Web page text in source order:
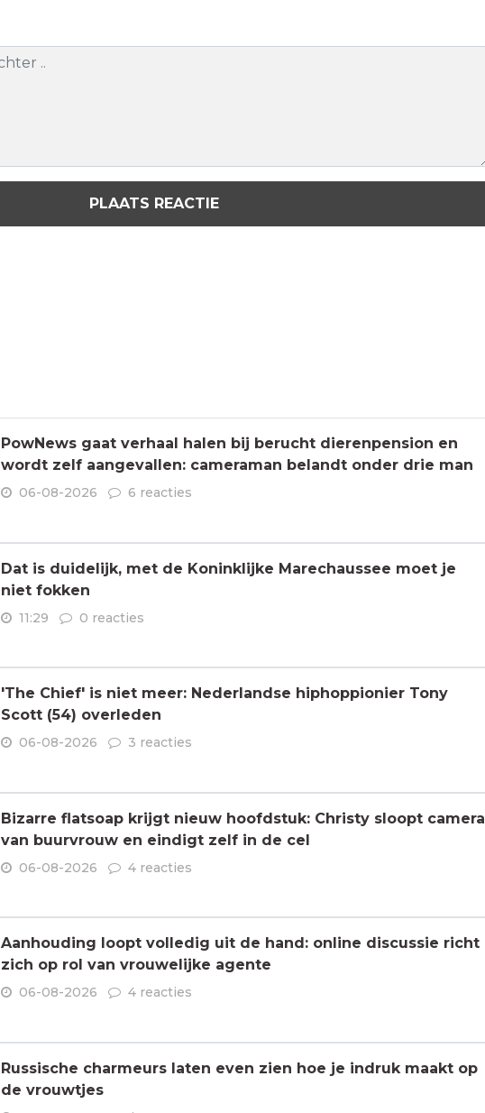
PLAATS REACTIE
PowNews gaat verhaal halen bij berucht dierenpension en
wordt zelf aangevallen: cameraman belandt onder drie man
06-08-2026 6 reacties
Dat is duidelijk, met de Koninklijke Marechaussee moet je
niet fokken
11:29 0 reacties
'The Chief' is niet meer: Nederlandse hiphoppionier Tony
Scott (54) overleden
06-08-2026 3 reacties
Bizarre flatsoap krijgt nieuw hoofdstuk: Christy sloopt camera
van buurvrouw en eindigt zelf in de cel
06-08-2026 4 reacties
Aanhouding loopt volledig uit de hand: online discussie richt
zich op rol van vrouwelijke agente
06-08-2026 4 reacties
Russische charmeurs laten even zien hoe je indruk maakt op
de vrouwtjes